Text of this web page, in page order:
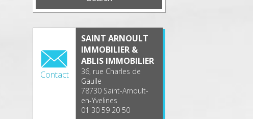
Contact
SAINT ARNOULT
IMMOBILIER &
ABLIS IMMOBILIER
36, rue Charles de
Gaulle
78730 Saint-Arnoult-
en-Yvelines
01 30 59 20 50